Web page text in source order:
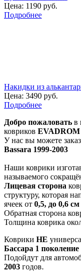
Цена: 1190 руб.
Подробнее
Накидки из
Цена: 3490 руб.
Подробнее
Добро пожаловать в
ковриков EVADROM
У нас вы можете
Bassara 1999-2003
Наши коврики
называемого
Лицевая сторона
структуру, которая
ячеек от 0,5, до 0,6 см
Обратная сторона
Толщина коврика
Коврики НЕ
Бассара 1 поколение
Подойдут для
2003 годов.